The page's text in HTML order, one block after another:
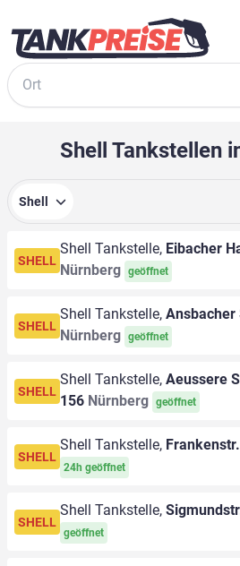
Suche
Shell Tankstellen
Shell
SHELL
Shell Tankstelle, Eibacher
Nürnberg geöffnet
SHELL
Shell Tankstelle, Ansbacher
Nürnberg geöffnet
SHELL
Shell Tankstelle, Aeussere
156 Nürnberg geöffnet
SHELL
Shell Tankstelle,
24h geöffnet
SHELL
Shell Tankstelle,
geöffnet